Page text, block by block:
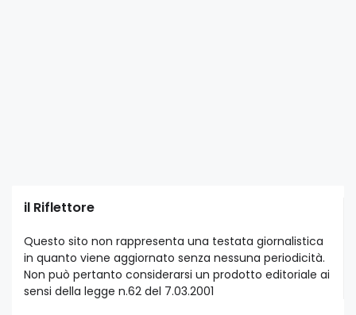
il Riflettore
Questo sito non rappresenta una testata giornalistica
in quanto viene aggiornato senza nessuna periodicità.
Non può pertanto considerarsi un prodotto editoriale ai
sensi della legge n.62 del 7.03.2001